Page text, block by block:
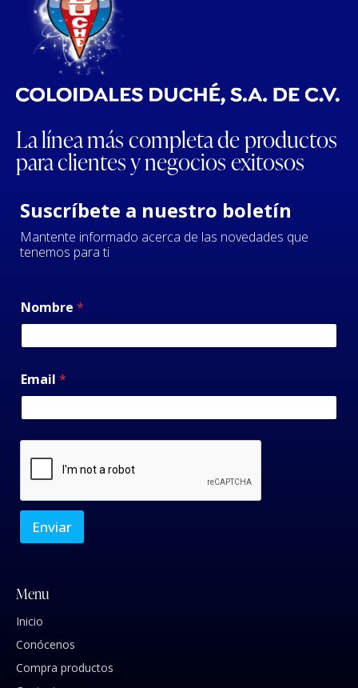
La línea más completa de productos
para clientes y negocios exitosos
Suscríbete a nuestro boletín
Mantente informado acerca de las novedades que
tenemos para ti
Nombre *
Email *
Enviar
Menu
Inicio
Conócenos
Compra productos